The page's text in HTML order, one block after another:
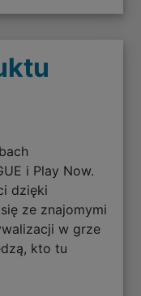
i Play Now.
dzięki
ze znajomymi
w grze
kto tu